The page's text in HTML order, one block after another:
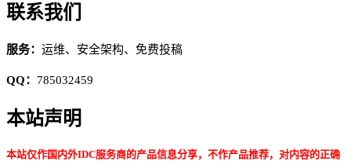
联系我们
服务： 运维、安全架构、免费投稿
QQ： 785032459
本站声明
本站仅作国内外IDC服务商的产品信息分享，不作产品推荐，对内容的正确